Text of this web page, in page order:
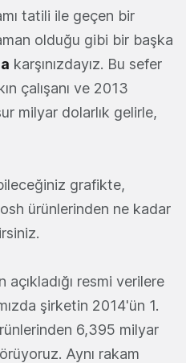
tatili ile geçen bir
olduğu gibi bir başka
karşınızdayız. Bu sefer
çalışanı ve 2013
milyar dolarlık gelirle,
grafikte,
ürünlerinden ne kadar
resmi verilere
şirketin 2014'ün 1.
6,395 milyar
Aynı rakam